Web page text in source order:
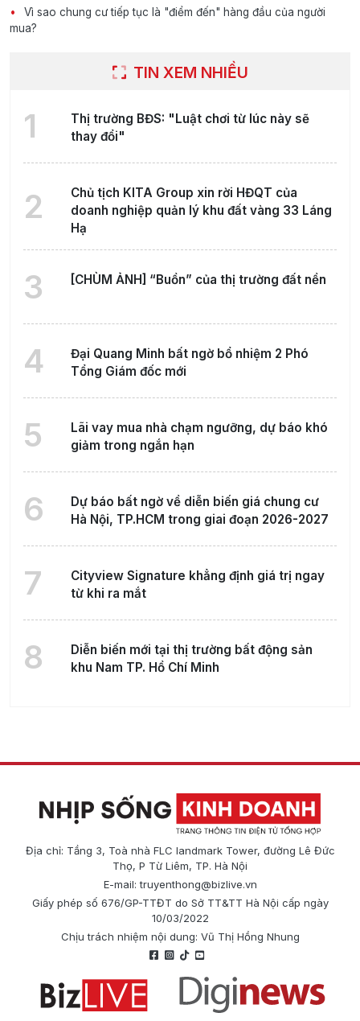
Vì sao chung cư tiếp tục là "điểm đến" hàng đầu của người
mua?
TIN XEM NHIỀU
1
Thị trường BĐS: "Luật chơi từ lúc này sẽ
thay đổi"
2
Chủ tịch KITA Group xin rời HĐQT của
doanh nghiệp quản lý khu đất vàng 33 Láng
Hạ
3 [CHÙM ẢNH] “Buồn” của thị trường đất nền
4
Đại Quang Minh bất ngờ bổ nhiệm 2 Phó
Tổng Giám đốc mới
5
Lãi vay mua nhà chạm ngưỡng, dự báo khó
giảm trong ngắn hạn
6
Dự báo bất ngờ về diễn biến giá chung cư
Hà Nội, TP.HCM trong giai đoạn 2026-2027
7
Cityview Signature khẳng định giá trị ngay
từ khi ra mắt
8
Diễn biến mới tại thị trường bất động sản
khu Nam TP. Hồ Chí Minh
Địa chỉ: Tầng 3, Toà nhà FLC landmark Tower, đường Lê Đức
Thọ, P Từ Liêm, TP. Hà Nội
E-mail:truyenthong@bizlive.vn
Giấy phép số 676/GP-TTĐT do Sở TT&TT Hà Nội cấp ngày
10/03/2022
Chịu trách nhiệm nội dung: Vũ Thị Hồng Nhung